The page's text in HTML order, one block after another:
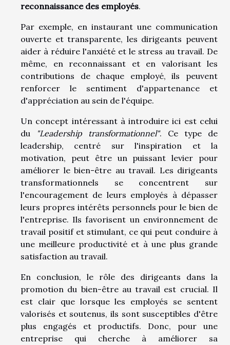
reconnaissance des employés.
Par exemple, en instaurant une communication
ouverte et transparente, les dirigeants peuvent
aider à réduire l'anxiété et le stress au travail. De
même, en reconnaissant et en valorisant les
contributions de chaque employé, ils peuvent
renforcer le sentiment d'appartenance et
d'appréciation au sein de l'équipe.
Un concept intéressant à introduire ici est celui
du
"Leadership transformationnel". Ce type de
leadership, centré sur l'inspiration et la
motivation, peut être un puissant levier pour
améliorer le bien-être au travail. Les dirigeants
transformationnels se concentrent sur
l'encouragement de leurs employés à dépasser
leurs propres intérêts personnels pour le bien de
l'entreprise. Ils favorisent un environnement de
travail positif et stimulant, ce qui peut conduire à
une meilleure productivité et à une plus grande
satisfaction au travail.
En conclusion, le rôle des dirigeants dans la
promotion du bien-être au travail est crucial. Il
est clair que lorsque les employés se sentent
valorisés et soutenus, ils sont susceptibles d'être
plus engagés et productifs. Donc, pour une
entreprise qui cherche à améliorer sa